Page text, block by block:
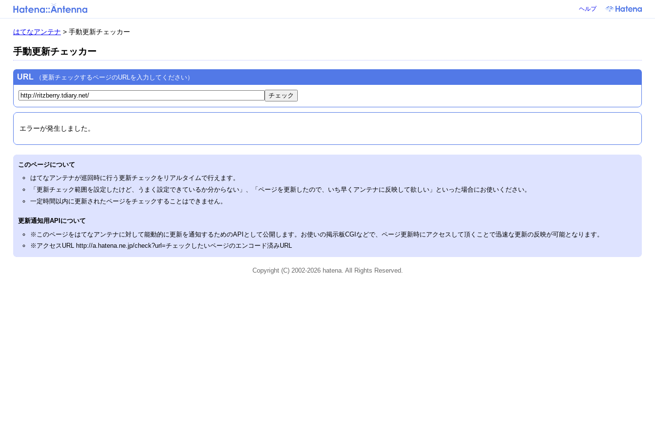
ヘルプ
はてなアンテナ > 手動更新チェッカー
手動更新チェッカー
URL （更新チェックするページのURLを入力してください）
エラーが発生しました。
このページについて
はてなアンテナが巡回時に行う更新チェックをリアルタイムで行えます。
「更新チェック範囲を設定したけど、うまく設定できているか分からない」、「ページを更新したので、いち早くアンテナに反映して欲しい」といった場合にお使いください。
一定時間以内に更新されたページをチェックすることはできません。
更新通知用APIについて
※このページをはてなアンテナに対して能動的に更新を通知するためのAPIとして公開します。お使いの掲示板CGIなどで、ページ更新時にアクセスして頂くことで迅速な更新の反映が可能となります。
※アクセスURL http://a.hatena.ne.jp/check?url=チェックしたいページのエンコード済みURL
Copyright (C) 2002-2026 hatena. All Rights Reserved.